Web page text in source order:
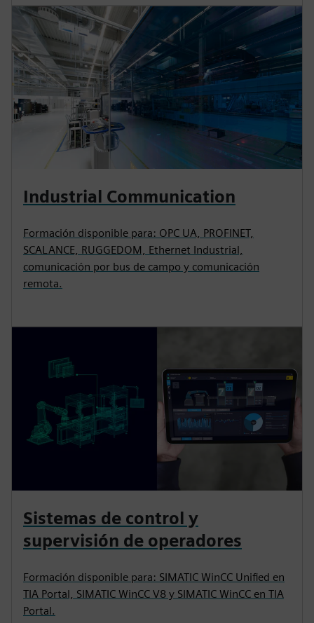
Industrial Communication
Formación disponible para: OPC UA, PROFINET,
SCALANCE, RUGGEDOM, Ethernet Industrial,
comunicación por bus de campo y comunicación
remota.
Sistemas de control y
supervisión de operadores
Formación disponible para: SIMATIC WinCC Unified en
TIA Portal, SIMATIC WinCC V8 y SIMATIC WinCC en TIA
Portal.